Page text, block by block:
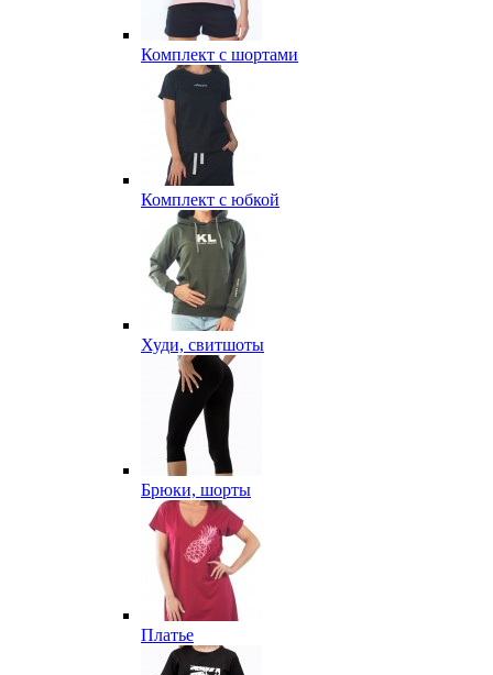
Комплект с шортами
Комплект с юбкой
Худи, свитшоты
Брюки, шорты
Платье